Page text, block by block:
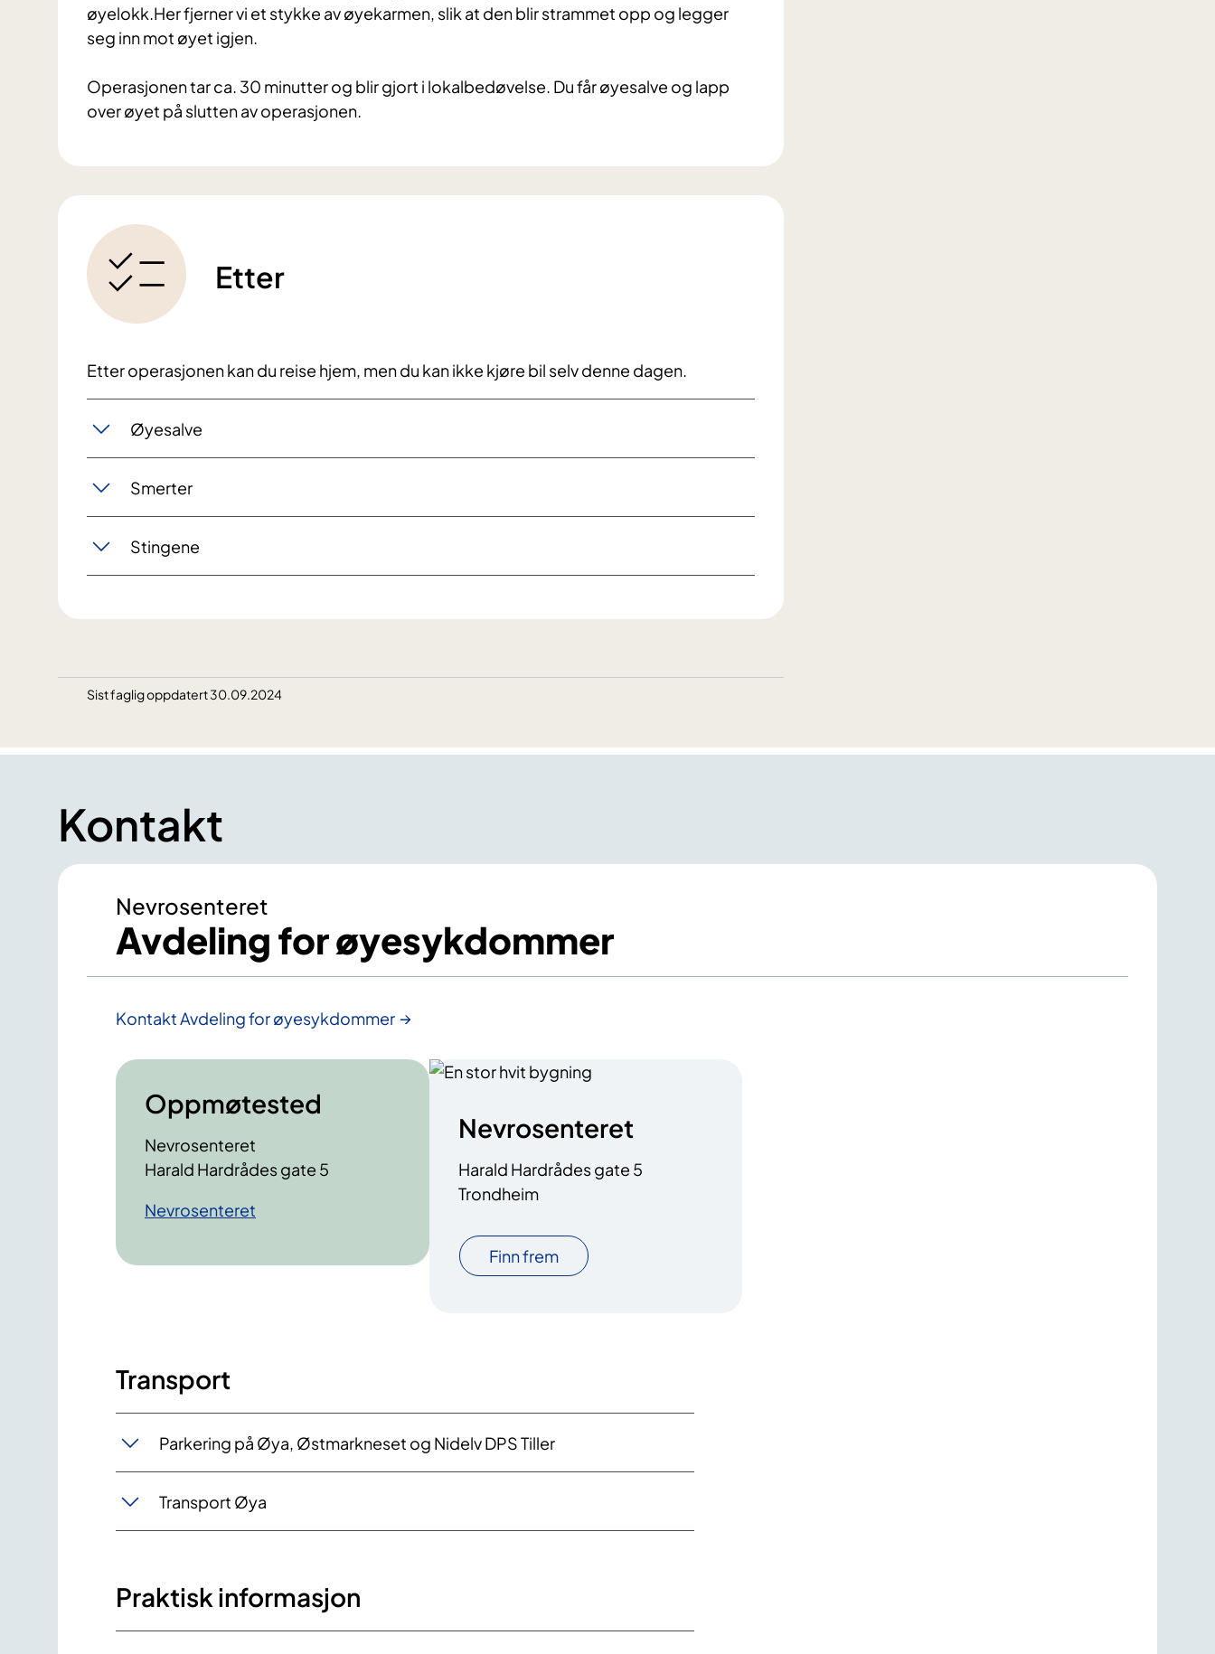
øyelokk.Her fjerner vi et stykke av øyekarmen, slik at den blir strammet opp og legger
seg inn mot øyet igjen.
Operasjonen tar ca. 30 minutter og blir gjort i lokalbedøvelse. Du får øyesalve og lapp
over øyet på slutten av operasjonen.
Etter
Etter operasjonen kan du reise hjem, men du kan ikke kjøre bil selv denne dagen.
Øyesalve
Smerter
Stingene
Sist faglig oppdatert 30.09.2024
Kontakt
Nevrosenteret
Avdeling for øyesykdommer
Kontakt Avdeling for øyesykdommer
Oppmøtested
Nevrosenteret
Harald Hardrådes gate 5
Nevrosenteret
Nevrosenteret
Harald Hardrådes gate 5
Trondheim
Finn frem
Transport
Parkering på Øya, Østmarkneset og Nidelv DPS Tiller
Transport Øya
Praktisk informasjon